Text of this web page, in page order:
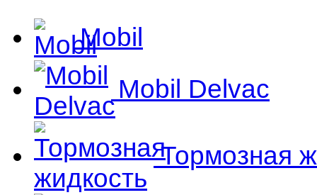
Mobil
Mobil Delvac
Тормозная